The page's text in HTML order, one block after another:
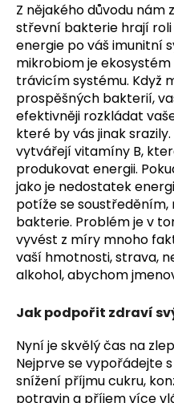
Z nějakého důvodu nám
střevní bakterie hrají
energie po váš imunitní
mikrobiom je
trávicím systému. Když
prospěšných bakterií,
efektivněji rozkládat
které by vás jinak
vytvářejí vitamíny B,
produkovat energii.
jako je nedostatek
potíže se
bakterie. Problém je v
vyvést z míry mnoho
vaší hmotnosti, strava,
alkohol, abychom
Jak podpořit zdraví
Nyní je skvělý čas na
Nejprve se vypořádejte
snížení příjmu cukru,
potravin a příjem více